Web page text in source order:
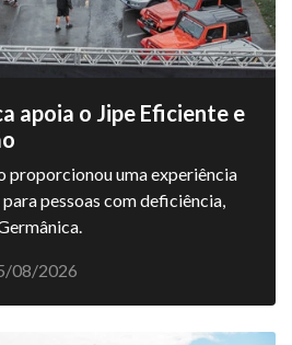
apoia o Jipe Eficiente e
proporcionou uma experiência
pessoas com deficiência,
08/2026